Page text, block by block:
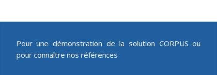
Pour une démonstration de la solution CORPUS ou
pour connaître nos références